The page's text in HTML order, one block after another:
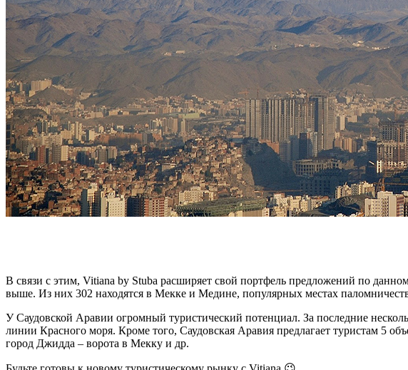
В связи с этим, Vitiana by Stuba расширяет свой портфель предложений по
выше. Из них 302 находятся в Мекке и Медине, популярных местах
У Саудовской Аравии огромный туристический потенциал. За последние
линии Красного моря. Кроме того, Саудовская Аравия предлагает туристам 5
город Джидда – ворота в Мекку и др.